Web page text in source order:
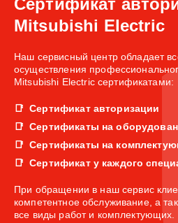
Mitsubishi Electric
Наш сервисный центр обладает
осуществления
Mitsubishi Electric сертификатами:
Сертификат авторизации
Сертификаты на
Сертификаты на
Сертификат у каждого
При обращении в наш сервис
компетентное обслуживание, а
все виды работ и комплектующих.